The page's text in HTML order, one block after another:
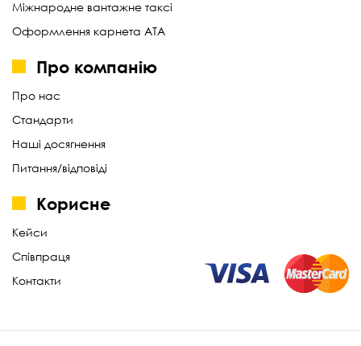
Міжнародне вантажне таксі
Оформлення карнета АТА
Про компанію
Про нас
Стандарти
Наші досягнення
Питання/відповіді
Корисне
Кейси
Співпраця
Контакти